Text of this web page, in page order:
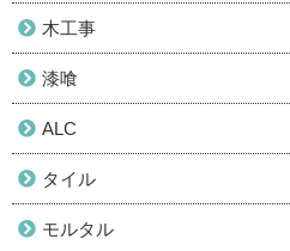
木工事
漆喰
ALC
タイル
モルタル